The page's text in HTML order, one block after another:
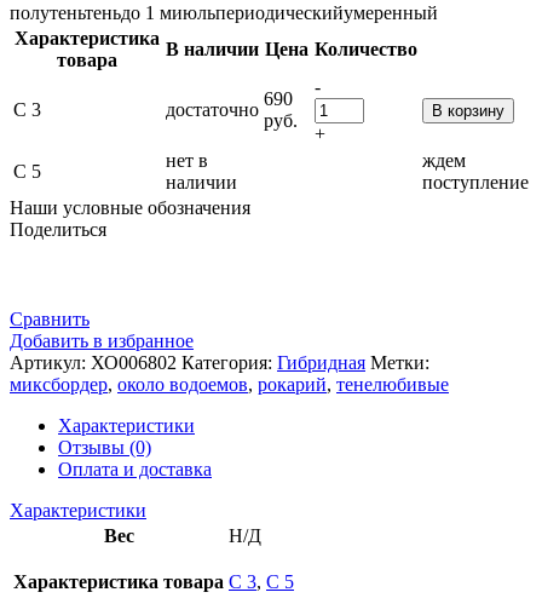
полутеньтеньдо 1 миюльпериодическийумеренный
Характеристика
товара
В наличии Цена Количество
С 3 достаточно
690
руб.
-
+
В корзину
С 5
нет в
наличии
ждем
поступление
Наши условные обозначения
Поделиться
Сравнить
Добавить в избранное
Артикул: ХО006802 Категория: Гибридная Метки:
миксбордер, около водоемов, рокарий, тенелюбивые
Характеристики
Отзывы (0)
Оплата и доставка
Характеристики
Вес
Н/Д
Характеристика товара С 3, С 5